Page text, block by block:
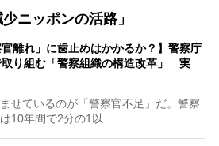
ニッポンの活路」
官離れ」に歯止めはかかるか？】警察庁
取り組む「警察組織の構造改革」 実
せているのが「警察官不足」だ。警察
10年間で2分の1以…